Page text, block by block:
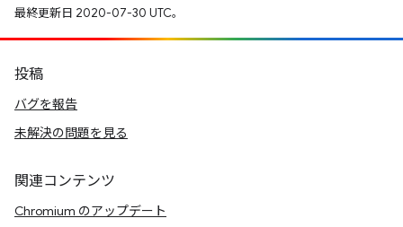
最終更新日 2020-07-30 UTC。
投稿
バグを報告
未解決の問題を見る
関連コンテンツ
Chromium のアップデート